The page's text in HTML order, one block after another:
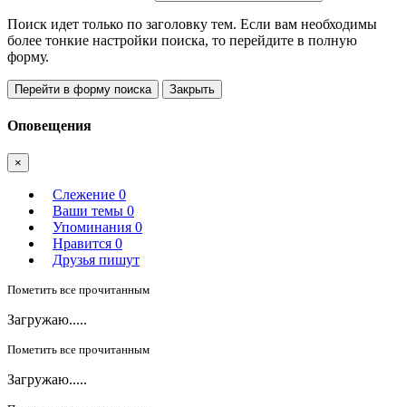
Поиск идет только по заголовку тем. Если вам необходимы
более тонкие настройки поиска, то перейдите в полную
форму.
Перейти в форму поиска Закрыть
Оповещения
×
Слежение 0
Ваши темы 0
Упоминания 0
Нравится 0
Друзья пишут
Пометить все прочитанным
Загружаю.....
Пометить все прочитанным
Загружаю.....